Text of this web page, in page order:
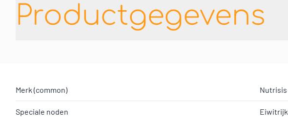
Productgegevens
Merk (common) Nutrisis
Speciale noden Eiwitrijk